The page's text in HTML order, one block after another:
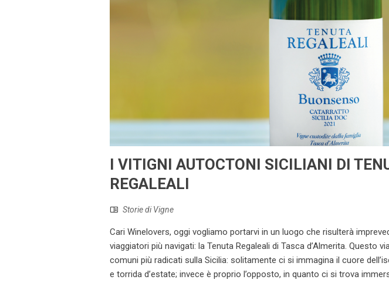
I VITIGNI AUTOCTONI SICILIANI DI
REGALEALI
Storie di Vigne
Cari Winelovers, oggi vogliamo portarvi in un luogo che risulterà
viaggiatori più navigati: la Tenuta Regaleali di Tasca d’Almerita. Questo
comuni più radicati sulla Sicilia: solitamente ci si immagina il cuore
e torrida d’estate; invece è proprio l’opposto, in quanto ci si trova